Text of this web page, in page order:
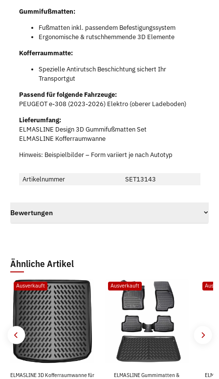
Gummifußmatten:
Fußmatten inkl. passendem Befestigungssystem
Ergonomische & rutschhemmende 3D Elemente
Kofferraummatte:
Spezielle Antirutsch Beschichtung sichert Ihr
Transportgut
Passend für folgende Fahrzeuge:
PEUGEOT e-308 (2023-2026) Elektro (oberer Ladeboden)
Lieferumfang:
ELMASLINE Design 3D Gummifußmatten Set
ELMASLINE Kofferraumwanne
Hinweis: Beispielbilder – Form variiert je nach Autotyp
Artikelnummer SET13143
Bewertungen
Ähnliche Artikel
Ausverkauft
ELMASLINE 3D Kofferraumwanne für
Ausverkauft
ELMASLINE Gummimatten &